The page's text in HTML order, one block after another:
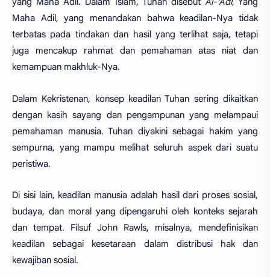
Maha Adil, yang menandakan bahwa keadilan-Nya tidak
terbatas pada tindakan dan hasil yang terlihat saja, tetapi
juga mencakup rahmat dan pemahaman atas niat dan
kemampuan makhluk-Nya.
Dalam Kekristenan, konsep keadilan Tuhan sering dikaitkan
dengan kasih sayang dan pengampunan yang melampaui
pemahaman manusia. Tuhan diyakini sebagai hakim yang
sempurna, yang mampu melihat seluruh aspek dari suatu
peristiwa.
Di sisi lain, keadilan manusia adalah hasil dari proses sosial,
budaya, dan moral yang dipengaruhi oleh konteks sejarah
dan tempat. Filsuf John Rawls, misalnya, mendefinisikan
keadilan sebagai kesetaraan dalam distribusi hak dan
kewajiban sosial.